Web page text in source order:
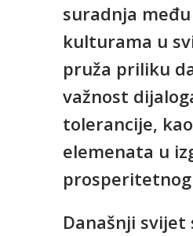
suradnja
kulturama u
pruža priliku
važnost
tolerancije,
elemenata u
Današnji svijet